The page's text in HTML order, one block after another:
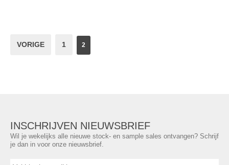
VORIGE 1 2
INSCHRIJVEN NIEUWSBRIEF
Wil je wekelijks alle nieuwe stock- en sample sales ontvangen? Schrijf
je dan in voor onze nieuwsbrief.